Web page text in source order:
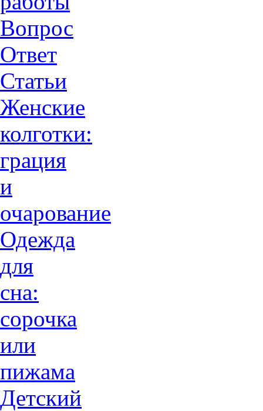
Вопрос
Ответ
Статьи
Женские
колготки:
грация
и
очарованиe
Одежда
для
сна:
сорочка
или
пижама
Детский